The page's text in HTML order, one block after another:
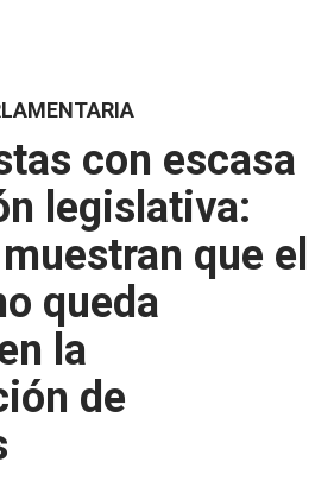
con escasa
legislativa:
que el
queda
la
de